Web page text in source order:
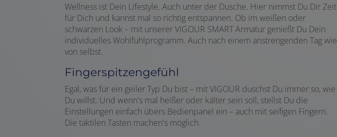
Wellness ist Dein Lifestyle. Auch unter der Dusche. Hier nimmst Du Dir Zeit
für Dich und kannst mal so richtig entspannen. Ob im weißen oder
schwarzen Look – mit unserer VIGOUR SMART Armatur genießt Du Dein
individuelles Wohlfühlprogramm. Auch nach einem anstrengenden Tag wie
von selbst.
Fingerspitzengefühl
Egal, was für ein geiler Typ Du bist – mit VIGOUR duschst Du immer so, wie
Du willst. Und wenn's mal heißer oder kälter sein soll, stellst Du die
Einstellungen einfach übers Bedienpanel ein – auch mit seifigen Fingern.
Die taktilen Tasten machen's möglich.